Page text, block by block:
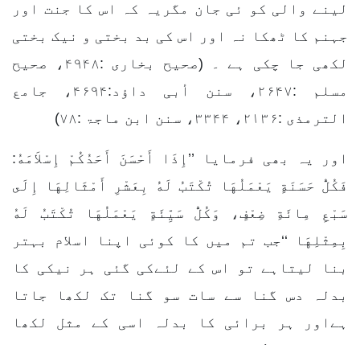
لینے والی کو ئی جان مگریہ کہ اس کا جنت اور
جہنم کا ٹھکا نہ اور اس کی بد بختی و نیک بختی
لکھی جا چکی ہے ۔ (صحیح بخاری :۴۹۴۸، صحیح
مسلم :۲۶۴۷، سنن أبی داؤد:۴۶۹۴، جامع
الترمذی :۲۱۳۶، ۳۳۴۴، سنن ابن ماجۃ :۷۸)
اور یہ بھی فرمایا ’’إِذَا أَحْسَنَ أَحَدُكُمْ إِسْلاَمَهُ:
فَكُلُّ حَسَنَةٍ يَعْمَلُهَا تُكْتَبُ لَهُ بِعَشْرِ أَمْثَالِهَا إِلَى
سَبْعِ مِائَةِ ضِعْفٍ، وَكُلُّ سَيِّئَةٍ يَعْمَلُهَا تُكْتَبُ لَهُ
بِمِثْلِهَا ‘‘جب تم میں کا کوئی اپنا اسلام بہتر
بنا لیتاہے تو اس کے لئےکی گئی ہر نیکی کا
بدلہ دس گنا سے سات سو گنا تک لکھا جاتا
ہےاور ہر برائی کا بدلہ اسی کے مثل لکھا